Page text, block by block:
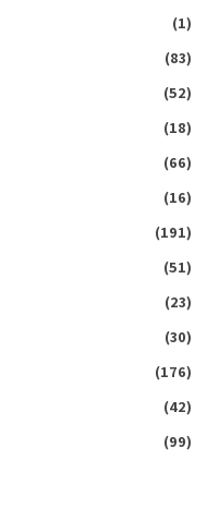
(1)
(83)
(52)
(18)
(66)
(16)
(191)
(51)
(23)
(30)
(176)
(42)
(99)